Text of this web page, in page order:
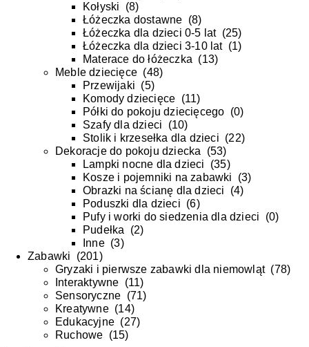
Kołyski (8)
Łóżeczka dostawne (8)
Łóżeczka dla dzieci 0-5 lat(25)
Łóżeczka dla dzieci 3-10 lat(1)
Materace do łóżeczka (13)
Meble dziecięce (48)
Przewijaki (5)
Komody dziecięce (11)
Półki do pokoju dziecięcego (0)
Szafy dla dzieci (10)
Stolik i krzesełka dla dzieci (22)
Dekoracje do pokoju dziecka (53)
Lampki nocne dla dzieci (35)
Kosze i pojemniki na zabawki (3)
Obrazki na ścianę dla dzieci (4)
Poduszki dla dzieci (6)
Pufy i worki do siedzenia dla dzieci (0)
Pudełka (2)
Inne(3)
Zabawki (201)
Gryzaki i pierwsze zabawki dla niemowląt(78)
Interaktywne (11)
Sensoryczne (71)
Kreatywne(14)
Edukacyjne (27)
Ruchowe (15)